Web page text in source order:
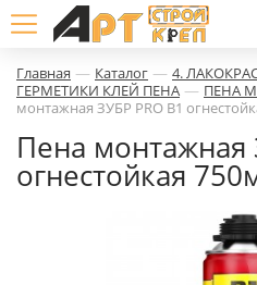
Главная — Каталог — 4.
ГЕРМЕТИКИ КЛЕЙ ПЕНА — ПЕНА
монтажная ЗУБР PRO B1
Пена монтажная
огнестойкая